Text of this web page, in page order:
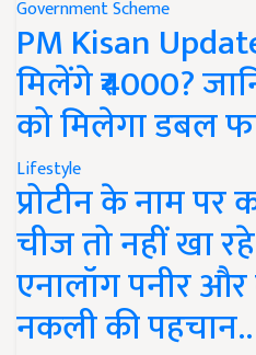
Government Scheme
PM Kisan
मिलेंगे ₹4000?
को मिलेगा डबल
Lifestyle
प्रोटीन के नाम
चीज तो नहीं खा
एनालॉग पनीर
नकली की पहचान..